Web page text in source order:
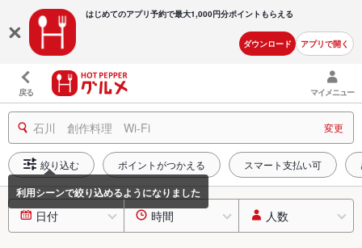
はじめてのアプリ予約で最大1,000円分ポイントもらえる
ダウンロード アプリで開く
戻る マイメニュー
石川 創作料理 Wi-Fi 変更
絞り込む ポイントがつかえる スマート支払い可
日付 時間 人数